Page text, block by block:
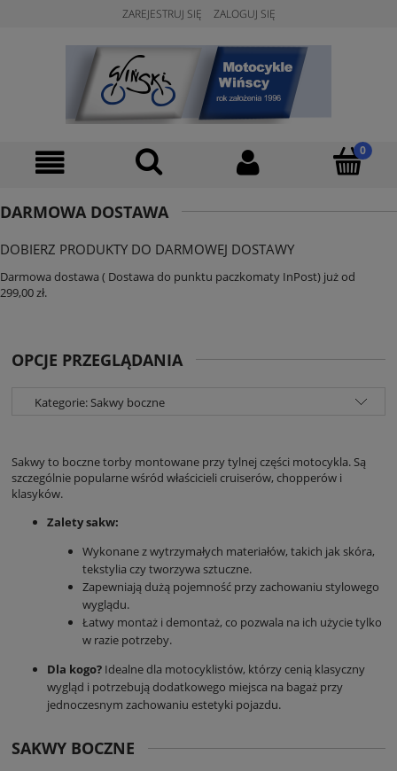
ZAREJESTRUJ SIĘ ZALOGUJ SIĘ
DARMOWA DOSTAWA
DOBIERZ PRODUKTY DO DARMOWEJ DOSTAWY
Darmowa dostawa ( Dostawa do punktu paczkomaty InPost) już od
299,00 zł.
OPCJE PRZEGLĄDANIA
Kategorie: Sakwy boczne
Sakwy to boczne torby montowane przy tylnej części motocykla. Są
szczególnie popularne wśród właścicieli cruiserów, chopperów i
klasyków.
Zalety sakw:
Wykonane z wytrzymałych materiałów, takich jak skóra,
tekstylia czy tworzywa sztuczne.
Zapewniają dużą pojemność przy zachowaniu stylowego
wyglądu.
Łatwy montaż i demontaż, co pozwala na ich użycie tylko
w razie potrzeby.
Dla kogo? Idealne dla motocyklistów, którzy cenią klasyczny
wygląd i potrzebują dodatkowego miejsca na bagaż przy
jednoczesnym zachowaniu estetyki pojazdu.
SAKWY BOCZNE